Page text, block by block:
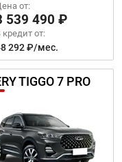
от:
539 490 ₽
кредит от:
292 ₽/мес.
TIGGO 7 PRO